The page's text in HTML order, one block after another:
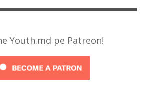
Youth.md pe Patreon!